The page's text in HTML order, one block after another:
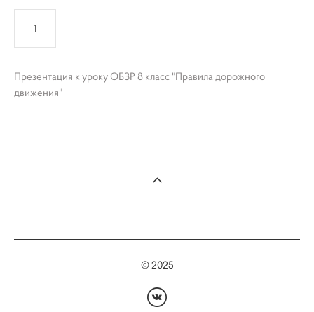
Презентация к уроку ОБЗР 8 класс "Правила дорожного
движения"
© 2025